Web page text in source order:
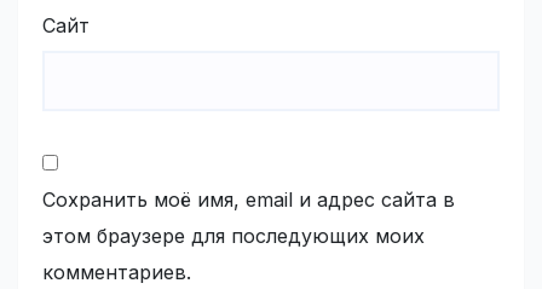
Сайт
Сохранить моё имя, email и адрес сайта в
этом браузере для последующих моих
комментариев.